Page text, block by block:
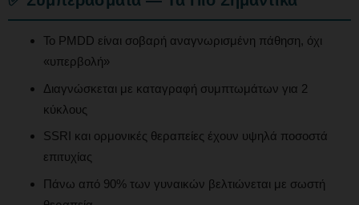
Το PMDD είναι σοβαρή αναγνωρισμένη πάθηση, όχι
«υπερβολή»
Διαγνώσκεται με καταγραφή συμπτωμάτων για 2
κύκλους
SSRI και ορμονικές θεραπείες έχουν υψηλά ποσοστά
επιτυχίας
Πάνω από 90% των γυναικών βελτιώνεται με σωστή